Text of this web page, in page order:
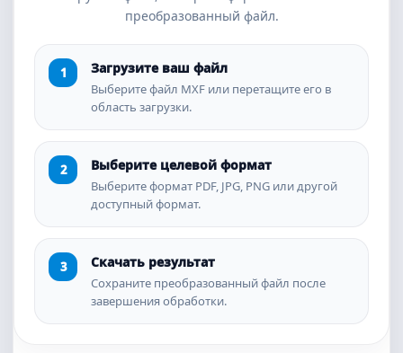
преобразованный файл.
Загрузите ваш файл
Выберите файл MXF или перетащите его в
область загрузки.
Выберите целевой формат
Выберите формат PDF, JPG, PNG или другой
доступный формат.
Скачать результат
Сохраните преобразованный файл после
завершения обработки.